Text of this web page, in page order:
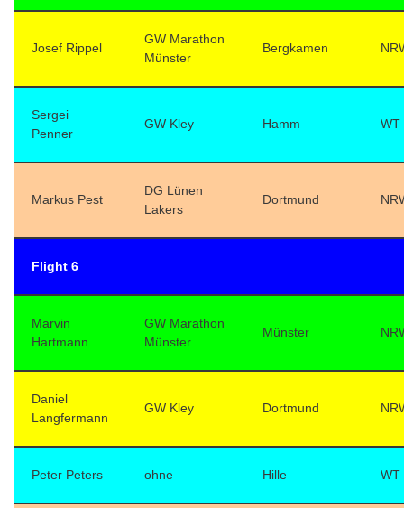
Josef Rippel
GW Marathon
Münster
Bergkamen
Sergei
Penner
GW Kley Hamm WT
Markus Pest
DG Lünen
Lakers
Dortmund
Flight 6
Marvin
Hartmann
GW Marathon
Münster
Münster
Daniel
Langfermann
GW Kley Dortmund
Peter Peters ohne Hille WT